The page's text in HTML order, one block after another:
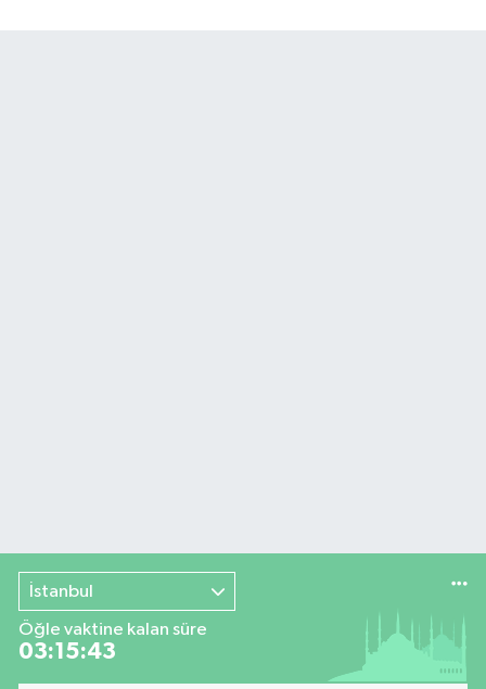
İstanbul
Öğle vaktine kalan süre
03:15:42